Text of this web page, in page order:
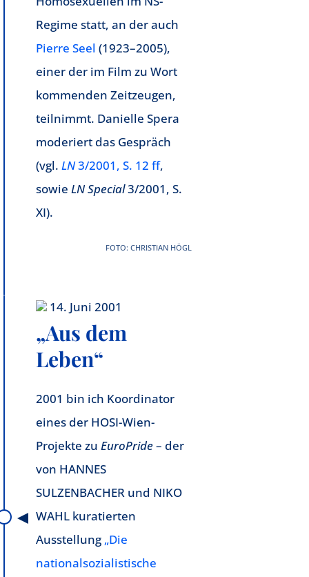
Regime statt, an der auch
Pierre Seel (1923–2005),
einer der im Film zu Wort
kommenden Zeitzeugen,
teilnimmt. Danielle Spera
moderiert das Gespräch
(vgl. LN3/2001, S. 12 ff,
sowie LN Special3/2001, S.
XI).
FOTO: CHRISTIAN HÖGL
14. Juni 2001
„Aus dem
Leben“
2001 bin ich Koordinator
eines der HOSI-Wien-
Projekte zu EuroPride– der
von HANNES
SULZENBACHER und NIKO
WAHL kuratierten
Ausstellung „Die
nationalsozialistische